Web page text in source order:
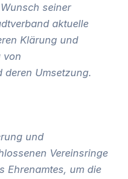
seiner
aktuelle
Klärung und
von
deren Umsetzung.
und
Vereinsringe
Ehrenamtes, um die